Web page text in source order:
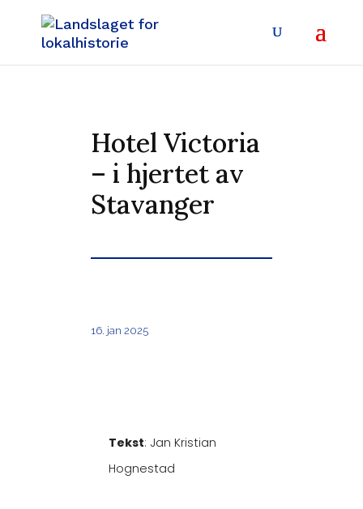
Hotel Victoria
– i hjertet av
Stavanger
16. jan 2025
Tekst: Jan Kristian
Hognestad